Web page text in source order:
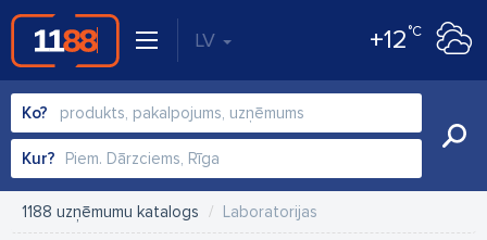
LV +12°C
Ko?
Kur?
1188 uzņēmumu katalogs Laboratorijas